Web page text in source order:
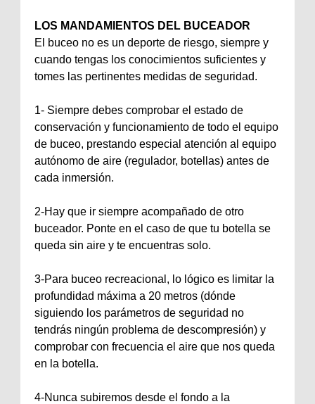
LOS MANDAMIENTOS DEL BUCEADOR
El buceo no es un deporte de riesgo, siempre y
cuando tengas los conocimientos suficientes y
tomes las pertinentes medidas de seguridad.
1- Siempre debes comprobar el estado de
conservación y funcionamiento de todo el equipo
de buceo, prestando especial atención al equipo
autónomo de aire (regulador, botellas) antes de
cada inmersión.
2-Hay que ir siempre acompañado de otro
buceador. Ponte en el caso de que tu botella se
queda sin aire y te encuentras solo.
3-Para buceo recreacional, lo lógico es limitar la
profundidad máxima a 20 metros (dónde
siguiendo los parámetros de seguridad no
tendrás ningún problema de descompresión) y
comprobar con frecuencia el aire que nos queda
en la botella.
4-Nunca subiremos desde el fondo a la